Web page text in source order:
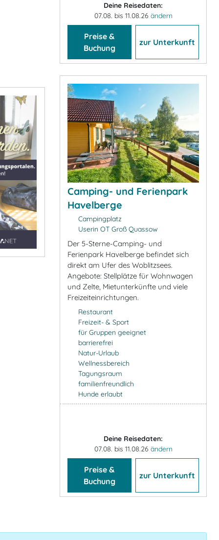
Deine Reisedaten:
07.08. bis 11.08.26 ändern
Preise &
Buchung
zur Unterkunft
Camping- und Ferienpark
Havelberge
Campingplatz
Userin OT Groß Quassow
Der 5-Sterne-Camping- und
Ferienpark Havelberge befindet sich
direkt am Ufer des Woblitzsees.
Angebote: Stellplätze für Wohnwagen
und Zelte, Mietunterkünfte und viele
Freizeiteinrichtungen.
Restaurant
Freizeit- & Sport
für Gruppen geeignet
barrierefrei
Natur-Urlaub
Wellnessbereich
Tagungsraum
familienfreundlich
Hunde erlaubt
Deine Reisedaten:
07.08. bis 11.08.26 ändern
Preise &
Buchung
zur Unterkunft